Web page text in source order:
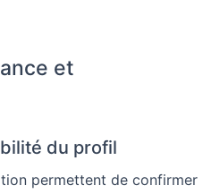
et
du profil
permettent de confirmer